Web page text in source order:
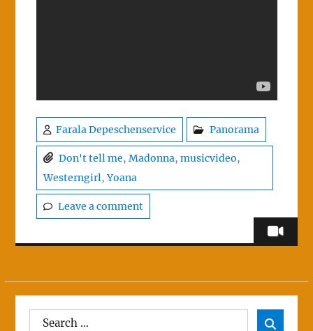
Farala Depeschenservice Panorama
Don't tell me, Madonna, musicvideo,
Westerngirl,Yoana
Leave a comment
Search
